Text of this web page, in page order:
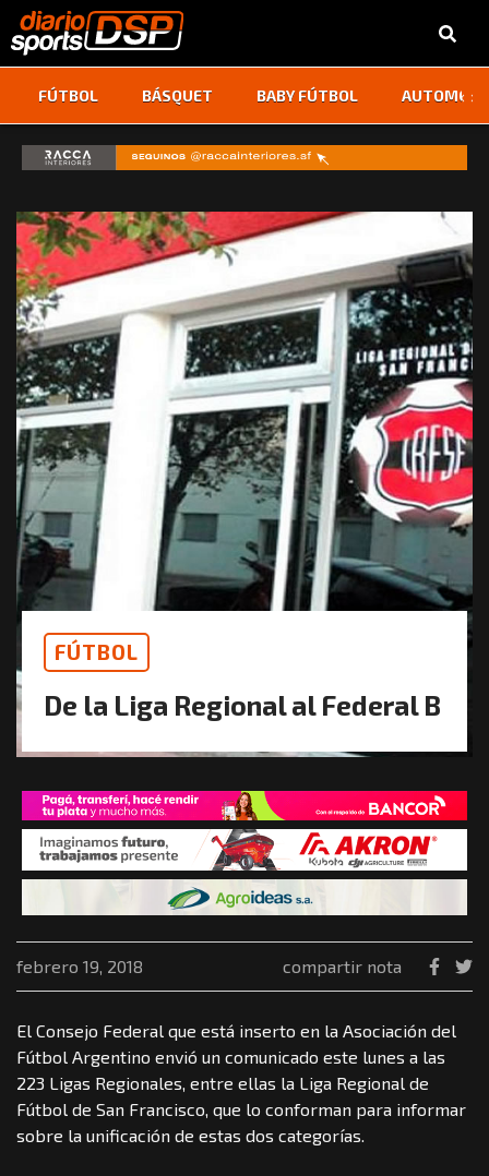
FÚTBOL BÁSQUET BABY FÚTBOL ‹ ›
FÚTBOL
De la Liga Regional al Federal B
febrero 19, 2018 compartir nota
El Consejo Federal que está inserto en la Asociación del
Fútbol Argentino envió un comunicado este lunes a las
223 Ligas Regionales, entre ellas la Liga Regional de
Fútbol de San Francisco, que lo conforman para informar
sobre la unificación de estas dos categorías.